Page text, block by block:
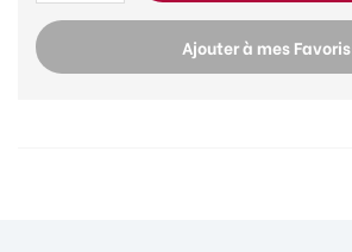
Ajouter à mes Favoris